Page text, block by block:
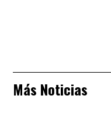
Más Noticias